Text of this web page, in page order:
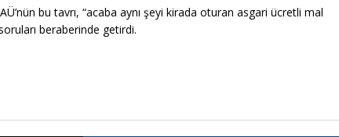
bu tavrı, “acaba aynı şeyi kirada oturan asgari ücretli mal
beraberinde getirdi.